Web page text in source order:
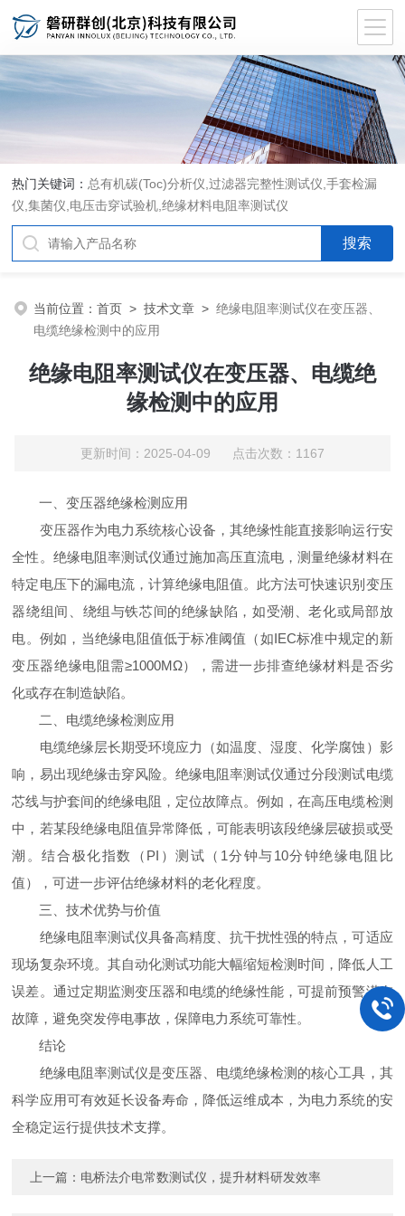
热门关键词： 总有机碳(Toc)分析仪 ,过滤器完整性测试仪 ,手套检漏
仪 ,集菌仪 电压击穿试验机 ,绝缘材料电阻率测试仪
当前位置：首页 >技术文章 >绝缘电阻率测试仪在变压器、
电缆绝缘检测中的应用
绝缘电阻率测试仪在变压器、电缆绝
缘检测中的应用
更新时间：2025-04-09 点击次数：1167
一、变压器绝缘检测应用
变压器作为电力系统核心设备，其绝缘性能直接影响运行安
全性。绝缘电阻率测试仪通过施加高压直流电，测量绝缘材料在
特定电压下的漏电流，计算绝缘电阻值。此方法可快速识别变压
器绕组间、绕组与铁芯间的绝缘缺陷，如受潮、老化或局部放
电。例如，当绝缘电阻值低于标准阈值（如IEC标准中规定的新
变压器绝缘电阻需≥1000MΩ），需进一步排查绝缘材料是否劣
化或存在制造缺陷。
二、电缆绝缘检测应用
电缆绝缘层长期受环境应力（如温度、湿度、化学腐蚀）影
响，易出现绝缘击穿风险。绝缘电阻率测试仪通过分段测试电缆
芯线与护套间的绝缘电阻，定位故障点。例如，在高压电缆检测
中，若某段绝缘电阻值异常降低，可能表明该段绝缘层破损或受
潮。结合极化指数（PI）测试（1分钟与10分钟绝缘电阻比
值），可进一步评估绝缘材料的老化程度。
三、技术优势与价值
绝缘电阻率测试仪具备高精度、抗干扰性强的特点，可适应
现场复杂环境。其自动化测试功能大幅缩短检测时间，降低人工
误差。通过定期监测变压器和电缆的绝缘性能，可提前预警潜在
故障，避免突发停电事故，保障电力系统可靠性。
结论
绝缘电阻率测试仪是变压器、电缆绝缘检测的核心工具，其
科学应用可有效延长设备寿命，降低运维成本，为电力系统的安
全稳定运行提供技术支撑。
上一篇： 电桥法介电常数测试仪，提升材料研发效率